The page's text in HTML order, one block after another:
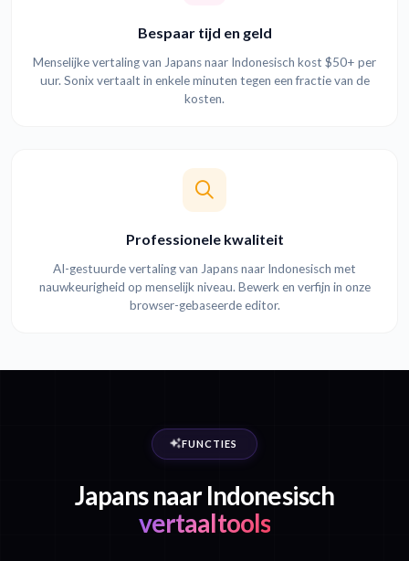
Bespaar tijd en geld
Menselijke vertaling van Japans naar Indonesisch kost $50+ per
uur. Sonix vertaalt in enkele minuten tegen een fractie van de
kosten.
Professionele kwaliteit
AI-gestuurde vertaling van Japans naar Indonesisch met
nauwkeurigheid op menselijk niveau. Bewerk en verfijn in onze
browser-gebaseerde editor.
FUNCTIES
Japans naar Indonesisch
vertaaltools